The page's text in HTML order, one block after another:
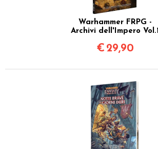
Warhammer FRPG -
Archivi dell'Impero Vol.1
€ 29,90